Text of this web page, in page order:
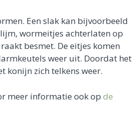
Een slak kan bijvoorbeeld
wormeitjes achterlaten op
besmet. De eitjes komen
weer uit. Doordat het
konijn zich telkens weer.
meer informatie ook op de